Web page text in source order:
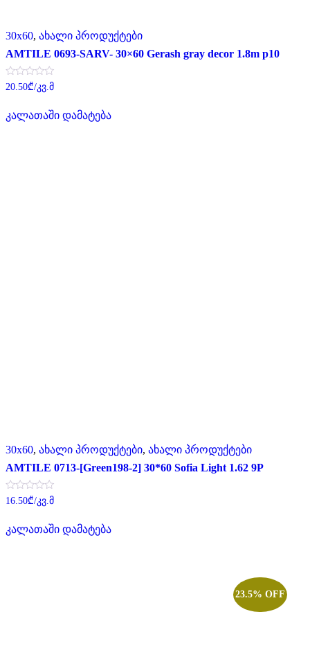
30x60, ახალი პროდუქტები
AMTILE 0693-SARV- 30×60 Gerash gray decor 1.8m p10
შეფასება
0
5-
დან
20.50₾/კვ.მ
კალათაში დამატება
30x60, ახალი პროდუქტები, ახალი პროდუქტები
AMTILE 0713-[Green198-2] 30*60 Sofia Light 1.62 9P
შეფასება
0
5-
დან
16.50₾/კვ.მ
კალათაში დამატება
23.5% OFF